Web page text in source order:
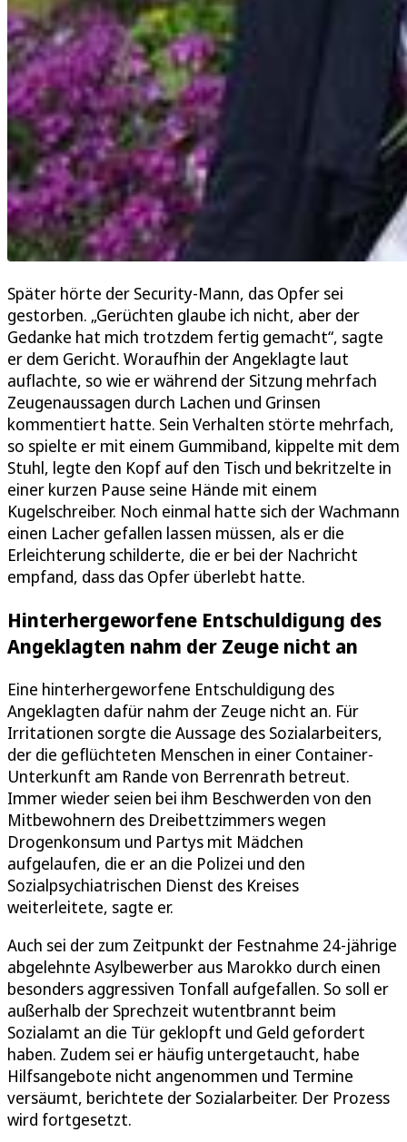
Später hörte der Security-Mann, das Opfer sei
gestorben. „Gerüchten glaube ich nicht, aber der
Gedanke hat mich trotzdem fertig gemacht“, sagte
er dem Gericht. Woraufhin der Angeklagte laut
auflachte, so wie er während der Sitzung mehrfach
Zeugenaussagen durch Lachen und Grinsen
kommentiert hatte. Sein Verhalten störte mehrfach,
so spielte er mit einem Gummiband, kippelte mit dem
Stuhl, legte den Kopf auf den Tisch und bekritzelte in
einer kurzen Pause seine Hände mit einem
Kugelschreiber. Noch einmal hatte sich der Wachmann
einen Lacher gefallen lassen müssen, als er die
Erleichterung schilderte, die er bei der Nachricht
empfand, dass das Opfer überlebt hatte.
Hinterhergeworfene Entschuldigung des
Angeklagten nahm der Zeuge nicht an
Eine hinterhergeworfene Entschuldigung des
Angeklagten dafür nahm der Zeuge nicht an. Für
Irritationen sorgte die Aussage des Sozialarbeiters,
der die geflüchteten Menschen in einer Container-
Unterkunft am Rande von Berrenrath betreut.
Immer wieder seien bei ihm Beschwerden von den
Mitbewohnern des Dreibettzimmers wegen
Drogenkonsum und Partys mit Mädchen
aufgelaufen, die er an die Polizei und den
Sozialpsychiatrischen Dienst des Kreises
weiterleitete, sagte er.
Auch sei der zum Zeitpunkt der Festnahme 24-jährige
abgelehnte Asylbewerber aus Marokko durch einen
besonders aggressiven Tonfall aufgefallen. So soll er
außerhalb der Sprechzeit wutentbrannt beim
Sozialamt an die Tür geklopft und Geld gefordert
haben. Zudem sei er häufig untergetaucht, habe
Hilfsangebote nicht angenommen und Termine
versäumt, berichtete der Sozialarbeiter. Der Prozess
wird fortgesetzt.